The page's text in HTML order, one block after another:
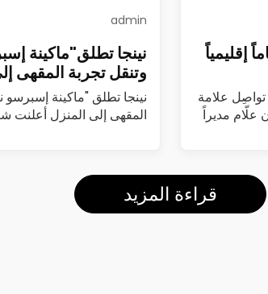
إقليمياً
تواصِل علامة
علّام مديراً
admin
نينجا تطلق"ماكينة
وتنقل تجربة المقهى
نينجا تطلق "ماكينة إسبرسو
المقهى إلى المنزل أعلنت
قراءة المزيد